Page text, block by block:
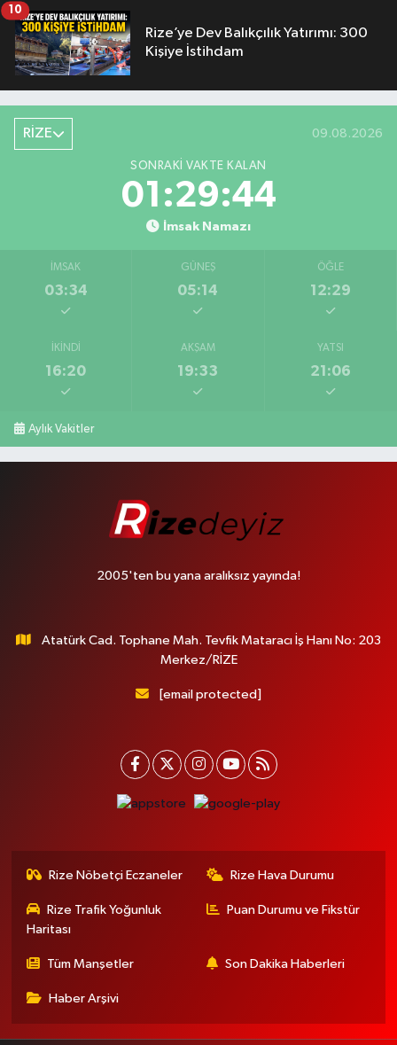
Rize’ye Dev Balıkçılık Yatırımı: 300
Kişiye İstihdam
10
RİZE 09.08.2026
SONRAKI VAKTE KALAN
01:29:44
İmsak Namazı
İMSAK
03:34
GÜNEŞ
05:14
ÖĞLE
12:29
İKINDI
16:20
AKŞAM
19:33
YATSI
21:06
Aylık Vakitler
2005'ten bu yana aralıksız yayında!
Atatürk Cad. Tophane Mah. Tevfik Mataracı İş Hanı No: 203
Merkez/RİZE
[email protected]
Rize Nöbetçi Eczaneler Rize Hava Durumu
Rize Trafik Yoğunluk
Haritası
Puan Durumu ve Fikstür
Tüm Manşetler Son Dakika Haberleri
Haber Arşivi